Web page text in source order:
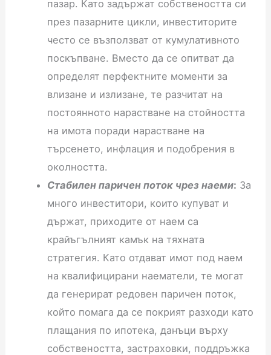
пазар. Като задържат собствеността си
през пазарните цикли, инвеститорите
често се възползват от кумулативното
поскъпване. Вместо да се опитват да
определят перфектните моменти за
влизане и излизане, те разчитат на
постоянното нарастване на стойността
на имота поради нарастване на
търсенето, инфлация и подобрения в
околността.
Стабилен паричен поток чрез наеми: За
много инвеститори, които купуват и
държат, приходите от наем са
крайъгълният камък на тяхната
стратегия. Като отдават имот под наем
на квалифицирани наематели, те могат
да генерират редовен паричен поток,
който помага да се покрият разходи като
плащания по ипотека, данъци върху
собствеността, застраховки, поддръжка